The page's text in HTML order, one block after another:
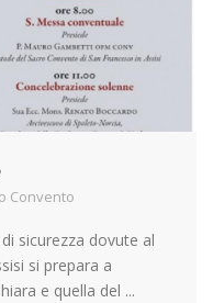
Convento
sicurezza dovute al
si prepara a
e quella del ...